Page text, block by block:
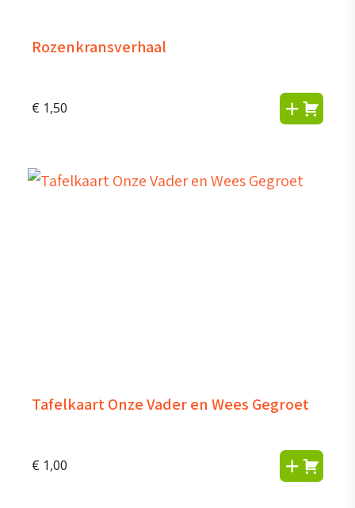
Rozenkransverhaal
€ 1,50
Tafelkaart Onze Vader en Wees Gegroet
€ 1,00